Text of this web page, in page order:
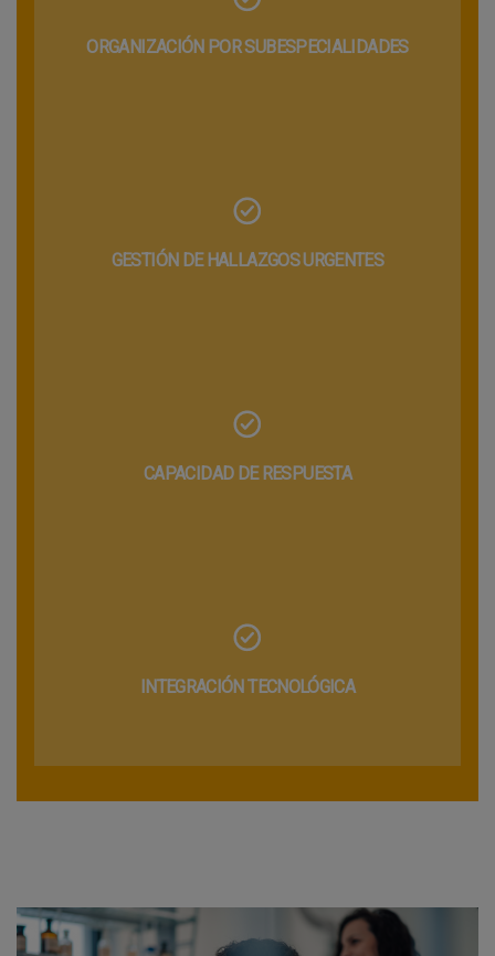
ORGANIZACIÓN POR SUBESPECIALIDADES
GESTIÓN DE HALLAZGOS URGENTES
CAPACIDAD DE RESPUESTA
INTEGRACIÓN TECNOLÓGICA